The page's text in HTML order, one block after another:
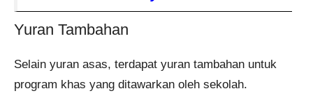
Yuran Tambahan
Selain yuran asas, terdapat yuran tambahan untuk
program khas yang ditawarkan oleh sekolah.